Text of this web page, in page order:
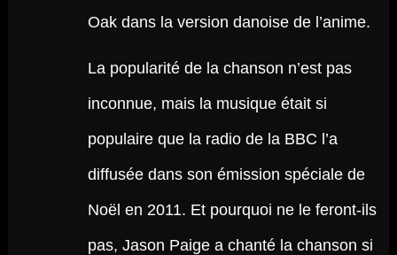
Oak dans la version danoise de l’anime.
La popularité de la chanson n’est pas
inconnue, mais la musique était si
populaire que la radio de la BBC l’a
diffusée dans son émission spéciale de
Noël en 2011. Et pourquoi ne le feront-ils
pas, Jason Paige a chanté la chanson si